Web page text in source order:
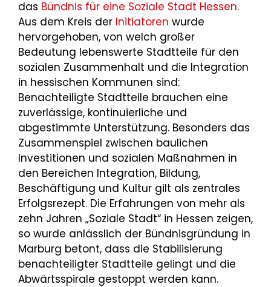
das Bündnis für eine Soziale Stadt Hessen.
Aus dem Kreis der Initiatoren wurde
hervorgehoben, von welch großer
Bedeutung lebenswerte Stadtteile für den
sozialen Zusammenhalt und die Integration
in hessischen Kommunen sind:
Benachteiligte Stadtteile brauchen eine
zuverlässige, kontinuierliche und
abgestimmte Unterstützung. Besonders das
Zusammenspiel zwischen baulichen
Investitionen und sozialen Maßnahmen in
den Bereichen Integration, Bildung,
Beschäftigung und Kultur gilt als zentrales
Erfolgsrezept. Die Erfahrungen von mehr als
zehn Jahren „Soziale Stadt“ in Hessen zeigen,
so wurde anlässlich der Bündnisgründung in
Marburg betont, dass die Stabilisierung
benachteiligter Stadtteile gelingt und die
Abwärtsspirale gestoppt werden kann.